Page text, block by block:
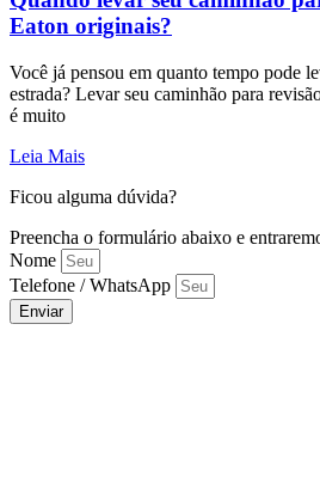
Eaton originais?
Você já pensou em quanto tempo pode
estrada? Levar seu caminhão para
é muito
Leia Mais
Ficou alguma dúvida?
Preencha o formulário abaixo e
Nome
Telefone / WhatsApp
Enviar